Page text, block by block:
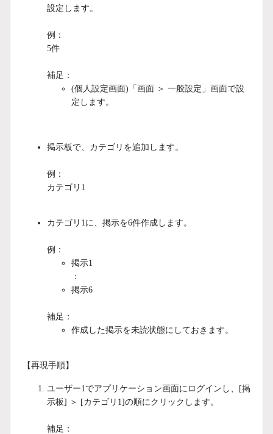
設定します。
例：
5件
補足：
(個人設定画面)「画面 ＞ 一般設定」画面で設
定します。
掲示板で、カテゴリを追加します。
例：
カテゴリ1
カテゴリ1に、掲示を6件作成します。
例：
掲示1
：
掲示6
補足：
作成した掲示を未読状態にしておきます。
【再現手順】
ユーザー1でアプリケーション画面にログインし、[掲
示板] ＞ [カテゴリ1]の順にクリックします。
補足：